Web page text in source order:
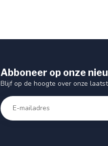
Abboneer op onze
Blijf op de hoogte over onze